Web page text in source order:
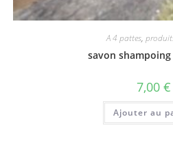
A 4 pattes,
savon
7,00 €
Ajouter au